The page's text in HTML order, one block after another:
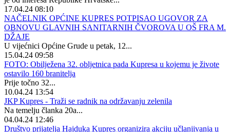
17.04.24 08:10
NAČELNIK OPĆINE KUPRES POTPISAO UGOVOR ZA
OBNOVU GLAVNIH SANITARNIH ČVOROVA U OŠ FRA M.
DŽAJE
U vijećnici Općine Grude u petak, 12...
15.04.24 09:58
FOTO: Obilježena 32. obljetnica pada Kupresa u kojemu je živote
ostavilo 160 branitelja
Prije točno 32...
10.04.24 13:54
JKP Kupres - Traži se radnik na održavanju zelenila
Na temelju članka 20a...
04.04.24 12:46
Društvo prijatelja Hajduka Kupres organizira akciju učlanjivanja u